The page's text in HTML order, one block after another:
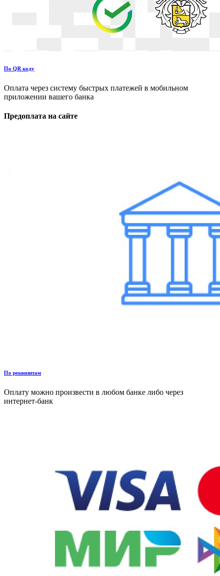
По QR коду
Оплата через систему быстрых платежей в мобильном
приложении вашего банка
Предоплата на сайте
По реквизитам
Оплату можно произвести в любом банке либо через
интернет-банк